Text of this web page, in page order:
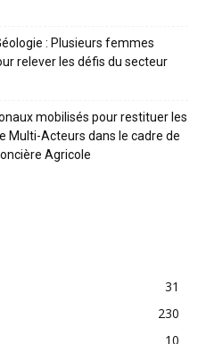
: Plusieurs femmes
relever les défis du secteur
mobilisés pour restituer les
Multi-Acteurs dans le cadre de
Agricole
31
230
10